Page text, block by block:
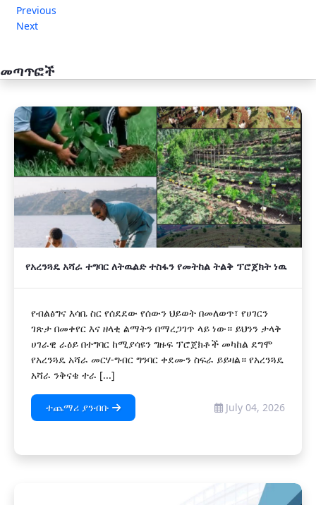
Previous
Next
መጣጥፎች
አዲስ
የአረንጓዴ አሻራ ተግባር ለትዉልድ ተስፋን የመትከል ትልቅ ፕሮጀክት ነዉ
የብልፅግና እሳቤ ስር የሰደደው የሰውን ህይወት በመለወጥ፣ የሀገርን
ገጽታ በመቀየር እና ዘላቂ ልማትን በማረጋገጥ ላይ ነው። ይህንን ታላቅ
ሀገራዊ ራዕይ በተግባር ከሚያሳዩን ግዙፍ ፕሮጀክቶች መካከል ደግሞ
የአረንጓዴ አሻራ መርሃ-ግብር ግንባር ቀደሙን ስፍራ ይይዛል። የአረንጓዴ
አሻራ ንቅናቄ ተራ [...]
ተጨማሪ ያንብቡ July 04, 2026